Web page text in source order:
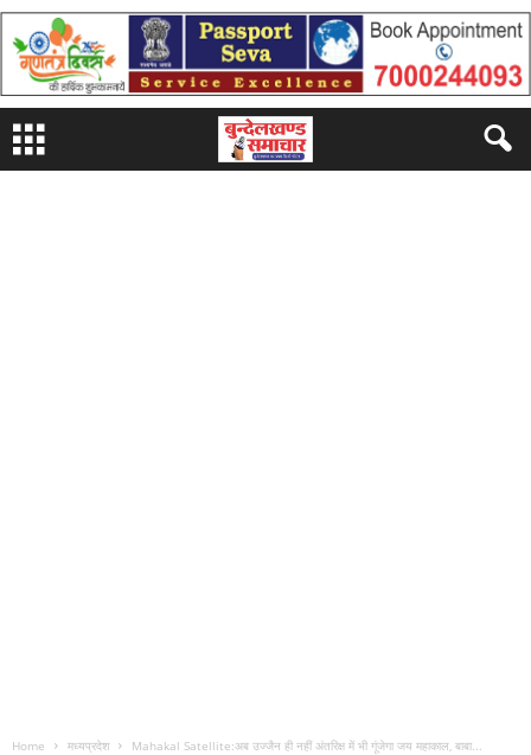
Home मध्यप्रदेश Mahakal Satellite:अब उज्जैन ही नहीं अंतरिक्ष में भी गूंजेगा जय महाकाल, बाबा...